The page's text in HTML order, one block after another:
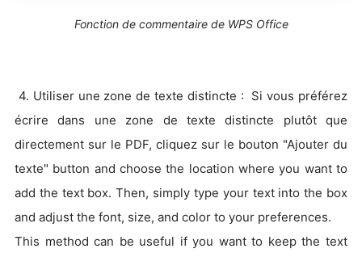
Fonction de commentaire de WPS Office
4. Utiliser une zone de texte distincte : Si vous préférez
écrire dans une zone de texte distincte plutôt que
directement sur le PDF, cliquez sur le bouton "Ajouter du
texte" button and choose the location where you want to
add the text box. Then, simply type your text into the box
and adjust the font, size, and color to your preferences.
This method can be useful if you want to keep the text